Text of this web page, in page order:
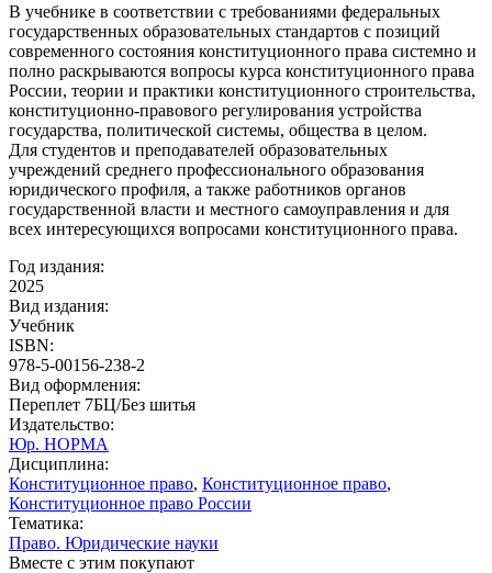
В учебнике в соответствии с требованиями федеральных
государственных образовательных стандартов с позиций
современного состояния конституционного права системно и
полно раскрываются вопросы курса конституционного права
России, теории и практики конституционного строительства,
конституционно-правового регулирования устройства
государства, политической системы, общества в целом.
Для студентов и преподавателей образовательных
учреждений среднего профессионального образования
юридического профиля, а также работников органов
государственной власти и местного самоуправления и для
всех интересующихся вопросами конституционного права.
Год издания:
2025
Вид издания:
Учебник
ISBN:
978-5-00156-238-2
Вид оформления:
Переплет 7БЦ/Без шитья
Издательство:
Юр. НОРМА
Дисциплина:
Конституционное право, Конституционное право,
Конституционное право России
Тематика:
Право. Юридические науки
Вместе с этим покупают